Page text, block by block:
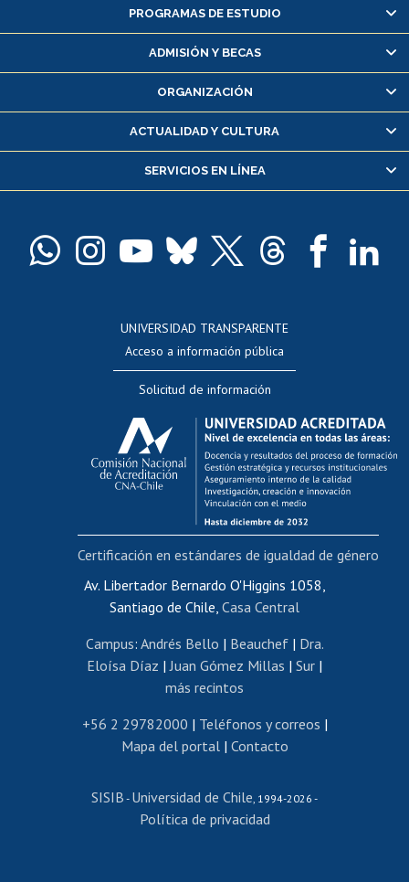
Alumnas/os y exalumnas/os
Matrícula en línea
Inscripción y cambio de asignaturas
Consulta y certificado de notas
Servicio médico y dental
Pago de arancel y crédito alumnos
Docentes
Evaluación docente
Calificación académica
Postulación al AUCAI
Funcionarias/os
Cursos internos de capacitación
Bienestar del personal
Portal de movilidad interna
Certificado de renta
Certificado de renta honorarios
Editar páginas blancas
Extranjeras/os
Revalidación y reconocimiento de títulos
Postulación al Programa de Movilidad Estudiantil
Cursos de español
PROGRAMAS DE ESTUDIO
ADMISIÓN Y BECAS
ORGANIZACIÓN
ACTUALIDAD Y CULTURA
SERVICIOS EN LÍNEA
UNIVERSIDAD TRANSPARENTE
Acceso a información pública
Solicitud de información
Av. Libertador Bernardo O'Higgins 1058,
Santiago de Chile, Casa Central
Campus: Andrés Bello | Beauchef| Dra.
Eloísa Díaz |Juan Gómez Millas | Sur |
más recintos
+56 2 29782000 | Teléfonos y correos |
Mapa del portal| Contacto
SISIB - Universidad de Chile, 1994-2026 -
Política de privacidad
Certificación en estándares de igualdad de género